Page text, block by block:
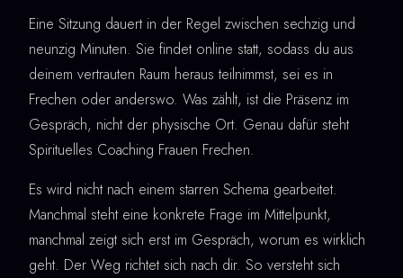
Eine Sitzung dauert in der Regel zwischen sechzig und
neunzig Minuten. Sie findet online statt, sodass du aus
deinem vertrauten Raum heraus teilnimmst, sei es in
Frechen oder anderswo. Was zählt, ist die Präsenz im
Gespräch, nicht der physische Ort. Genau dafür steht
Spirituelles Coaching Frauen Frechen.
Es wird nicht nach einem starren Schema gearbeitet.
Manchmal steht eine konkrete Frage im Mittelpunkt,
manchmal zeigt sich erst im Gespräch, worum es wirklich
geht. Der Weg richtet sich nach dir. So versteht sich